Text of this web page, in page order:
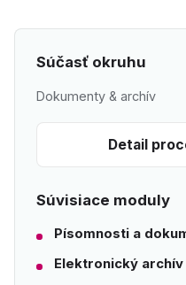
Súčasť okruhu
Dokumenty & archív
Detail
Súvisiace moduly
Písomnosti a
Elektronický archív